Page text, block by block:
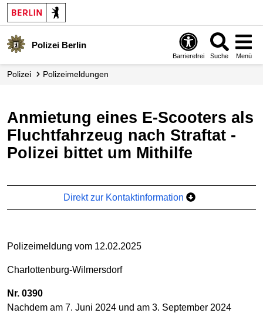
Polizei Berlin
Barrierefrei Suche Menü
Polizei Polizei­meldungen
Anmietung eines E-Scooters als
Fluchtfahrzeug nach Straftat -
Polizei bittet um Mithilfe
Direkt zur Kontaktinformation
Polizeimeldung vom 12.02.2025
Charlottenburg-Wilmersdorf
Nr. 0390
Nachdem am 7. Juni 2024 und am 3. September 2024